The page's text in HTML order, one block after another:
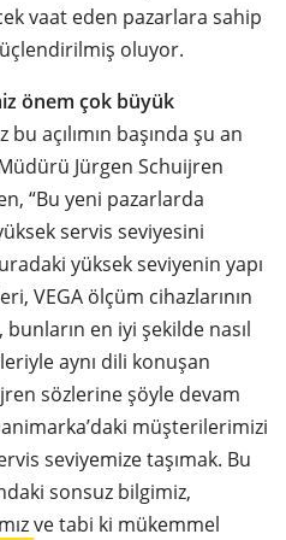
vaat eden pazarlara sahip
oluyor.
önem çok büyük
bu açılımın başında şu an
Jürgen Schuijren
“Bu yeni pazarlarda
servis seviyesini
yüksek seviyenin yapı
VEGA ölçüm cihazlarının
en iyi şekilde nasıl
aynı dili konuşan
sözlerine şöyle devam
müşterilerimizi
seviyemize taşımak. Bu
sonsuz bilgimiz,
ve tabi ki mükemmel